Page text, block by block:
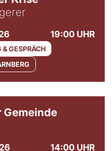
19:00 UHR
& GESPRÄCH
Gemeinde
14:00 UHR